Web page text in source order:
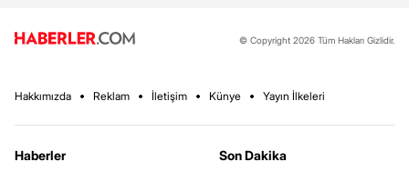
© Copyright 2026 Tüm Hakları Gizlidir.
Hakkımızda Reklam İletişim Künye Yayın İlkeleri
Haberler
Son Dakika